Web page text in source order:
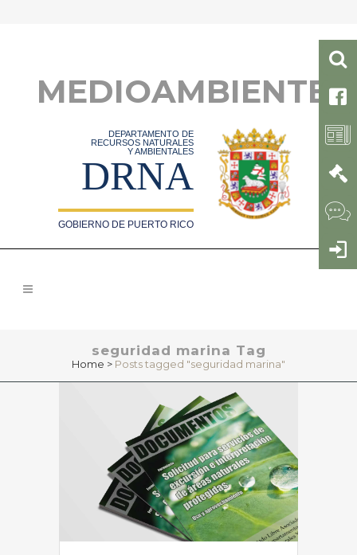
MEDIOAMBIENTE
DEPARTAMENTO DE
RECURSOS NATURALES
Y AMBIENTALES
DRNA
GOBIERNO DE PUERTO RICO
seguridad marina Tag
Home > Posts tagged "seguridad marina"